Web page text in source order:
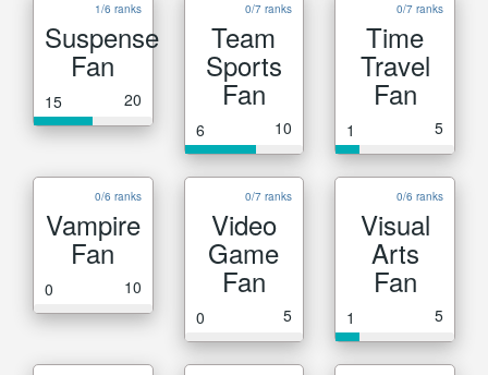
1/6 ranks
Suspense
Fan
15 20
0/7 ranks
Team
Sports
Fan
6 10
0/7 ranks
Time
Travel
Fan
1 5
0/6 ranks
Vampire
Fan
0 10
0/7 ranks
Video
Game
Fan
0 5
0/6 ranks
Visual
Arts
Fan
1 5